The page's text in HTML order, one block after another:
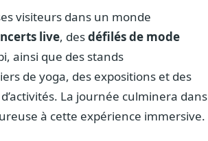
visiteurs dans un monde
live, desdéfilés de mode
ainsi que des stands
de yoga, des expositions et des
La journée culminera dans
à cette expérience immersive.